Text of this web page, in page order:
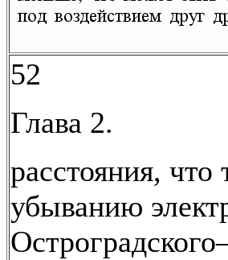
52
Глава 2.
расстояния, что
убыванию